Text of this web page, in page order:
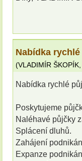
Nabídka
(VLADIMÍR ŠKOPÍK
Nabídka rychlé
Poskytujeme
Naléhavé půjčky
Splácení dluhů.
Zahájení
Expanze